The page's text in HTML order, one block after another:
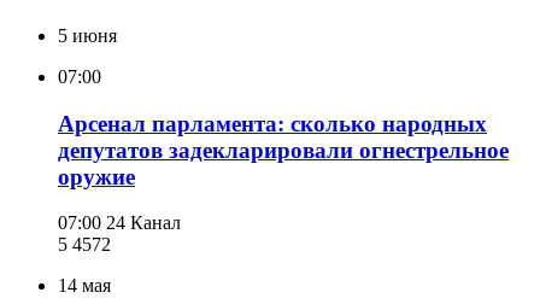
5 июня
07:00
Арсенал парламента: сколько народных
депутатов задекларировали огнестрельное
оружие
07:00 24 Канал
5 4572
14 мая